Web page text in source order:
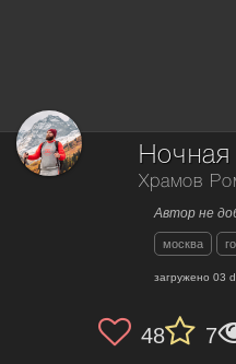
Храмов
Автор не
москва
загружено 03
48 7